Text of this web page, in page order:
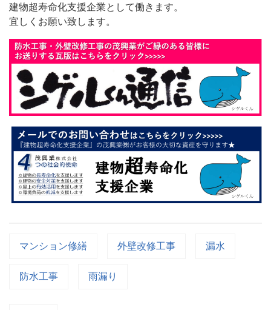
建物超寿命化支援企業として働きます。
宜しくお願い致します。
マンション修繕 外壁改修工事 漏水
防水工事 雨漏り